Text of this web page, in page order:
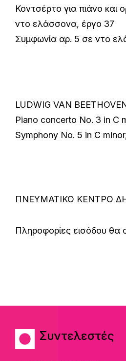
Κοντσέρτο για πιάνο και
ντο ελάσσονα, έργο 37
Συμφωνία αρ. 5 σε ντο
LUDWIG VAN
Piano concerto No. 3 in C
Symphony No. 5 in C
ΠΝΕΥΜΑΤΙΚΟ ΚΕΝΤΡΟ
Πληροφορίες εισόδου θα
Συντελεστές